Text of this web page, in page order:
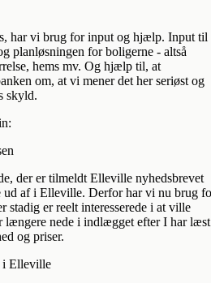
har vi brug for input og hjælp. Input til
planløsningen for boligerne - altså
hems mv. Og hjælp til, at
om, at vi mener det her seriøst og
skyld.
der er tilmeldt Elleville nyhedsbrevet
ud af i Elleville. Derfor har vi nu brug
stadig er reelt interesserede i at ville
længere nede i indlægget efter I har læst
og priser.
i Elleville